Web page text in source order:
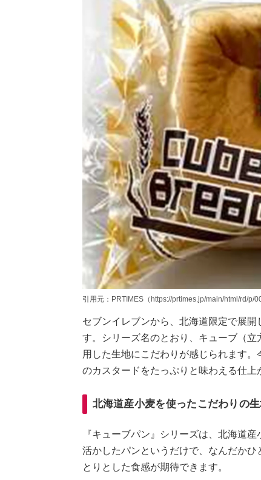
引用元：PRTIMES（https://prtimes.jp/main/html/rd/p/
セブンイレブンから、北海道限定で展
す。シリーズ名のとおり、キューブ（
用した生地にこだわりが感じられます
のカスタードをたっぷりと味わえる仕上
北海道産小麦を使ったこだわりの
『キューブパン』シリーズは、北海道
活かしたパンというだけで、なんだか
とりとした食感が期待できます。